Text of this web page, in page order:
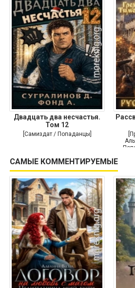
Двадцать два несчастья.
Том 12
[Самиздат / Попаданцы]
САМЫЕ КОММЕНТИРУЕМЫЕ